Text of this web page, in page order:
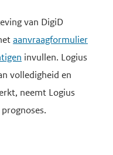
van DigiD
aanvraagformulier
invullen. Logius
volledigheid en
neemt Logius